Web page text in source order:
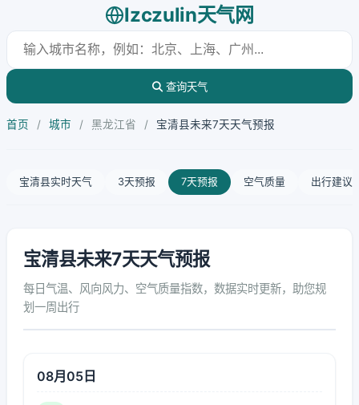
lzczulin天气网
查询天气
首页 / 城市 / 黑龙江省 / 宝清县未来7天天气预报
宝清县实时天气 3天预报 7天预报 空气质量 出行建议
宝清县未来7天天气预报
每日气温、风向风力、空气质量指数，数据实时更新，助您规
划一周出行
08月05日